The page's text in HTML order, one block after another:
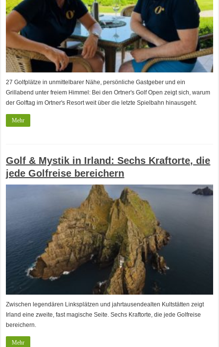
27 Golfplätze in unmittelbarer Nähe, persönliche Gastgeber und ein
Grillabend unter freiem Himmel: Bei den Ortner's Golf Open zeigt sich, warum
der Golftag im Ortner's Resort weit über die letzte Spielbahn hinausgeht.
Mehr
Golf & Mystik in Irland: Sechs Kraftorte, die
jede Golfreise bereichern
Zwischen legendären Linksplätzen und jahrtausendealten Kultstätten zeigt
Irland eine zweite, fast magische Seite. Sechs Kraftorte, die jede Golfreise
bereichern.
Mehr